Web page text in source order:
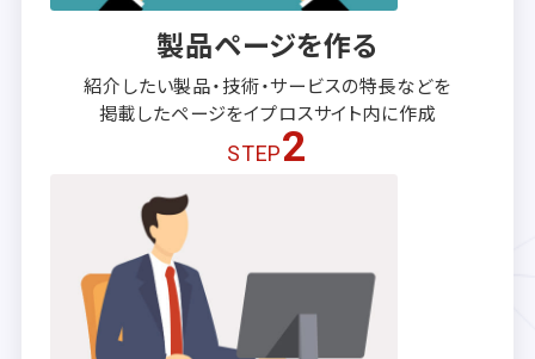
製品ページを作る
紹介したい製品・技術・サービスの特長などを
掲載したページをイプロスサイト内に作成
STEP2